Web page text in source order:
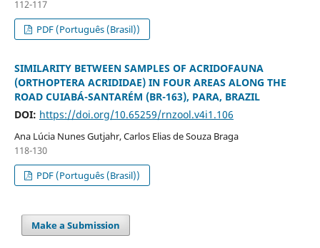
112-117
PDF (Português (Brasil))
SIMILARITY BETWEEN SAMPLES OF ACRIDOFAUNA
(ORTHOPTERA ACRIDIDAE) IN FOUR AREAS ALONG THE
ROAD CUIABÁ-SANTARÉM (BR-163), PARA, BRAZIL
DOI: https://doi.org/10.65259/rnzool.v4i1.106
Ana Lúcia Nunes Gutjahr, Carlos Elias de Souza Braga
118-130
PDF (Português (Brasil))
Make a Submission